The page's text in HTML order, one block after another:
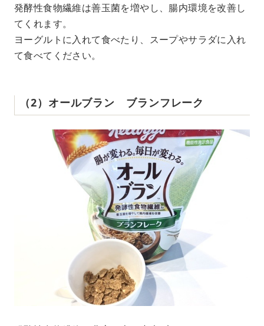
発酵性食物繊維は善玉菌を増やし、腸内環境を改善し
てくれます。
ヨーグルトに入れて食べたり、スープやサラダに入れ
て食べてください。
（2）オールブラン ブランフレーク